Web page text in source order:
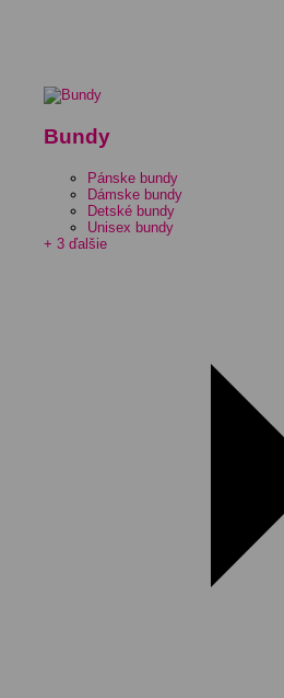
Bundy
Pánske bundy
Dámske bundy
Detské bundy
Unisex bundy
+ 3 ďalšie